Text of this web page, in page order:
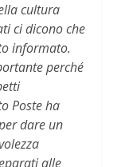
cultura
ci dicono che
informato.
perché
Poste ha
dare un
alle